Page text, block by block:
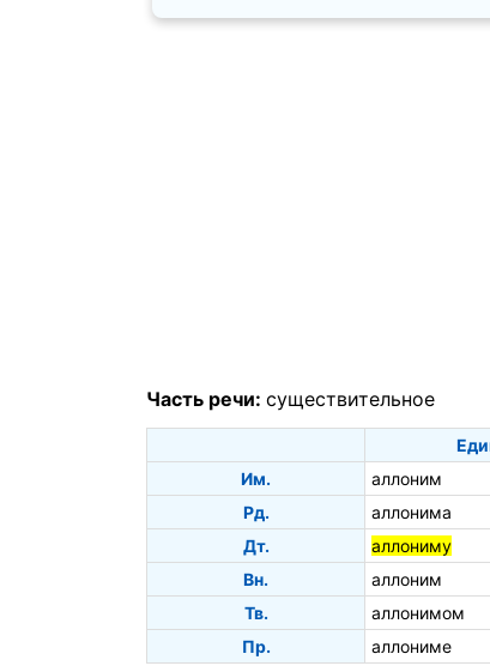
Часть речи: существительное
Им.
аллоним
Рд.
аллонима
Дт.
аллониму
Вн.
аллоним
Тв.
аллонимом
Пр.
аллониме